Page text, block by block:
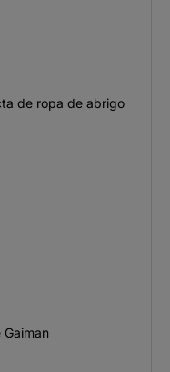
de ropa de abrigo